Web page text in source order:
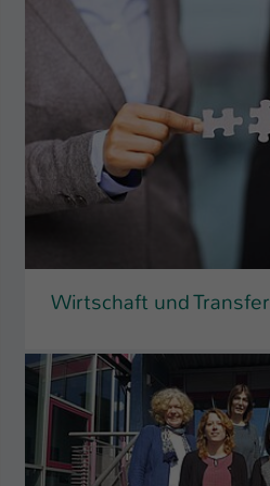
Wirtschaft und Transfer